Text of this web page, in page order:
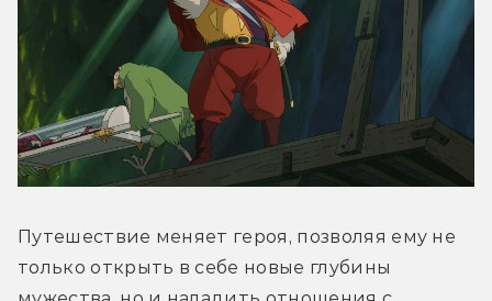
Путешествие меняет героя, позволяя ему не
только открыть в себе новые глубины